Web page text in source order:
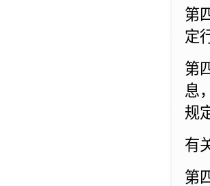
第
定
第
息
规
有
第